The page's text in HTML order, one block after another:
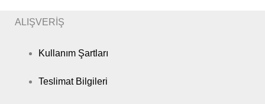
ALIŞVERİŞ
Kullanım Şartları
Teslimat Bilgileri